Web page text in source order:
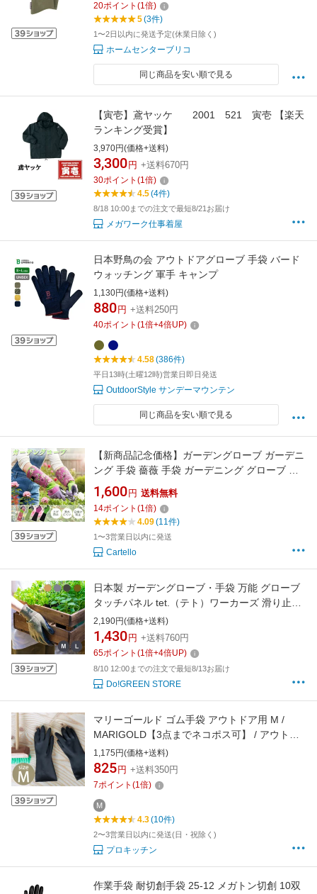
20ポイント (1倍)
5(3件)
1〜2日以内に発送予定(休業日除く)
ホームセンターブリコ
同じ商品を安い順で見る
【寅壱】鳶ヤッケ 2001 521 寅壱 【楽天
ランキング受賞】
3,970円(価格+送料)
3,300 円 +送料670円
30ポイント (1倍)
4.5(4件)
8/18 10:00までの注文で最短8/21お届け
メガワーク仕事着屋
日本野鳥の会 アウトドアグローブ 手袋 バード
ウォッチング 軍手 キャンプ
1,130円(価格+送料)
880 円 +送料250円
40ポイント (1倍+4倍UP)
4.58(386件)
平日13時(土曜12時)営業日即日発送
OutdoorStyle サンデーマウンテン
同じ商品を安い順で見る
【新商品記念価格】ガーデングローブ ガーデニ
ング 手袋 薔薇 手袋 ガーデニング グローブ バ
ラ 手袋 薔薇 グローブ ガーデニング 手袋 グロ
ーブ バラ手袋 園芸 手袋 花柄 とげ防止 バラ 農
作業 園芸 グローブ
1,600 円 送料無料
14ポイント (1倍)
4.09(11件)
1〜3営業日以内に発送
Cartello
日本製 ガーデングローブ・手袋 万能 グローブ
タッチパネル tet.（テト）ワーカーズ 滑り止め
軍手 おしゃれ 園芸 ガーデニング ガーデン 透湿
性 通気性 導電性 剪定 草むしり 掃除 キャメル
グレー チャコール オリーブ M L
2,190円(価格+送料)
1,430 円 +送料760円
65ポイント (1倍+4倍UP)
8/10 12:00までの注文で最短8/13お届け
Do!GREEN STORE
マリーゴールド ゴム手袋 アウトドア用 M /
MARIGOLD【3点までネコポス可】 / アウトド
アグローブ キャンプ BBQ ガーデニング DIY 掃
除 丈夫 高耐久 厚手 ブラック 黒 おしゃれ
1,175円(価格+送料)
825 円 +送料350円
7ポイント (1倍)
M
4.3(10件)
2〜3営業日以内に発送(日・祝除く)
プロキッチン
作業手袋 耐切創手袋 25-12 メガトン切創 10双